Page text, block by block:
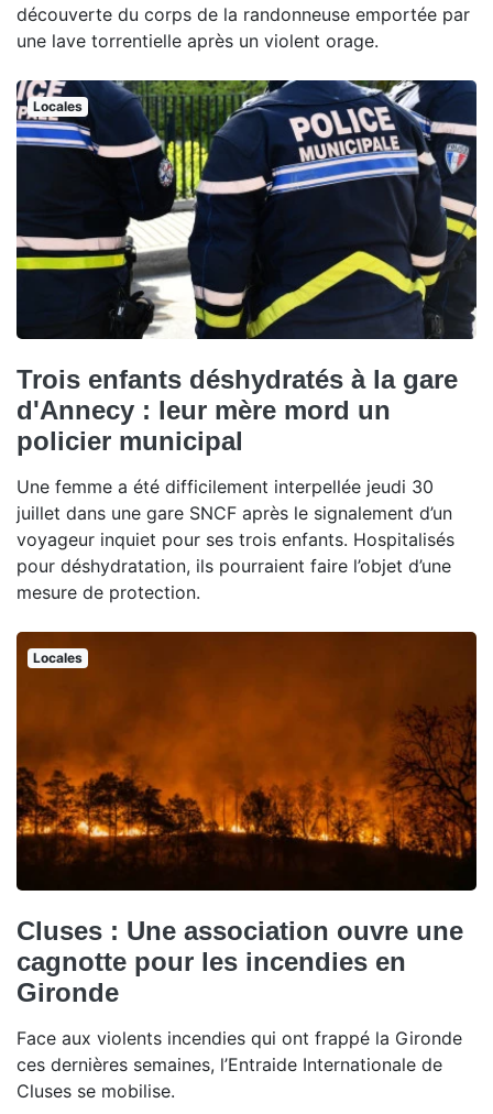
découverte du corps de la randonneuse emportée par
une lave torrentielle après un violent orage.
Locales
Trois enfants déshydratés à la gare
d'Annecy : leur mère mord un
policier municipal
Une femme a été difficilement interpellée jeudi 30
juillet dans une gare SNCF après le signalement d’un
voyageur inquiet pour ses trois enfants. Hospitalisés
pour déshydratation, ils pourraient faire l’objet d’une
mesure de protection.
Locales
Cluses : Une association ouvre une
cagnotte pour les incendies en
Gironde
Face aux violents incendies qui ont frappé la Gironde
ces dernières semaines, l’Entraide Internationale de
Cluses se mobilise.